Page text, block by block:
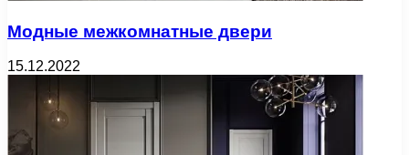
Модные межкомнатные двери
15.12.2022